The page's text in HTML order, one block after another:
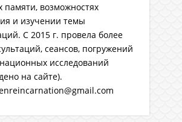
памяти, возможностях
и изучении темы
C 2015 г. провела более
сеансов, погружений
исследований
на сайте).